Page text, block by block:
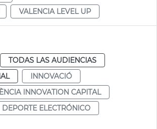
VALENCIA LEVEL UP
TODAS LAS AUDIENCIAS
INNOVACIÓ
INNOVATION CAPITAL
DEPORTE ELECTRÓNICO